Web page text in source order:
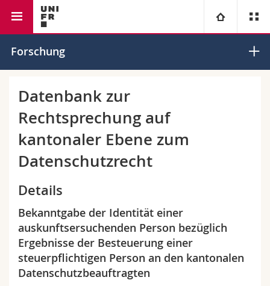
Universität
Campus
Forschung
Weiterbildung
Theologische Fak.
Rechtswissenschaftliche Fak.
Philosophische Fak.
Fak. für Erziehungs- und Bildungswissenschaften
Math.-Nat. und Med. Fak.
Informationen für
Studieninteressierte
Medien
Forschende
Mitarbeitende
Ressourcen
Ortsplan
Bibliotheken
Webmail
Rechtswissenschaftliche Fakultät Institut für Europarecht
Forschung
Datenbank zur
Rechtsprechung auf
kantonaler Ebene zum
Datenschutzrecht
Details
Bekanntgabe der Identität einer
auskunftsersuchenden Person bezüglich
Ergebnisse der Besteuerung einer
steuerpflichtigen Person an den kantonalen
Datenschutzbeauftragten